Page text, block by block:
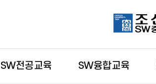
SW전공교육 SW융합교육